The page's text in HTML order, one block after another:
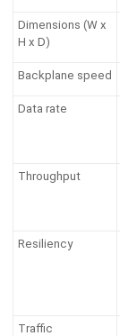
Dimensions (W x
H x D)
Backplane speed
Data rate
Throughput
Resiliency
Traffic